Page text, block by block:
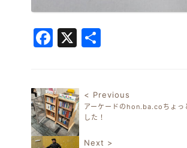
Facebook
X
投稿ナビゲーション
< Previous
アーケードのhon.ba.coちょっ
した！
Next >